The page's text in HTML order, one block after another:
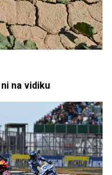
na vidiku